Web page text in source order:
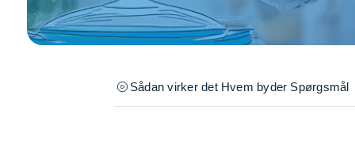
Sådan virker det Hvem byder Spørgsmål